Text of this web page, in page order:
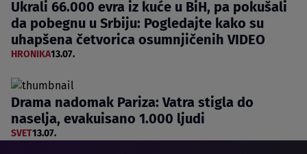
Ukrali 66.000 evra iz kuće u BiH, pa pokušali
da pobegnu u Srbiju: Pogledajte kako su
uhapšena četvorica osumnjičenih VIDEO
HRONIKA13.07.
Drama nadomak Pariza: Vatra stigla do
naselja, evakuisano 1.000 ljudi
SVET13.07.